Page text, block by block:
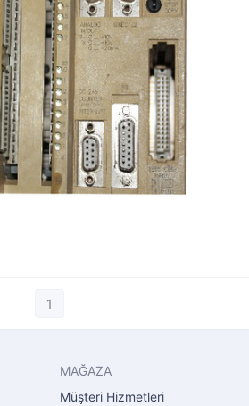
1
MAĞAZA
Müşteri Hizmetleri